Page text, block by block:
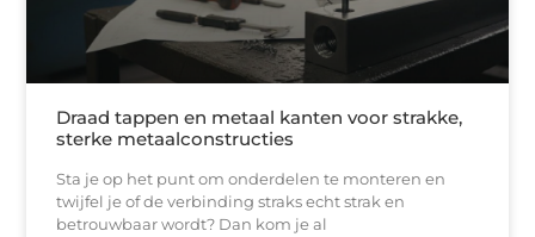
Draad tappen en metaal kanten voor strakke,
sterke metaalconstructies
Sta je op het punt om onderdelen te monteren en
twijfel je of de verbinding straks echt strak en
betrouwbaar wordt? Dan kom je al